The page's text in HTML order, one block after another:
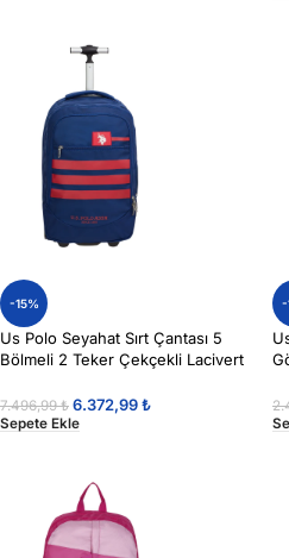
-15%
Us Polo Seyahat Sırt Çantası 5
Bölmeli 2 Teker Çekçekli Lacivert
7.496,99₺ 6.372,99₺
Sepete Ekle
-